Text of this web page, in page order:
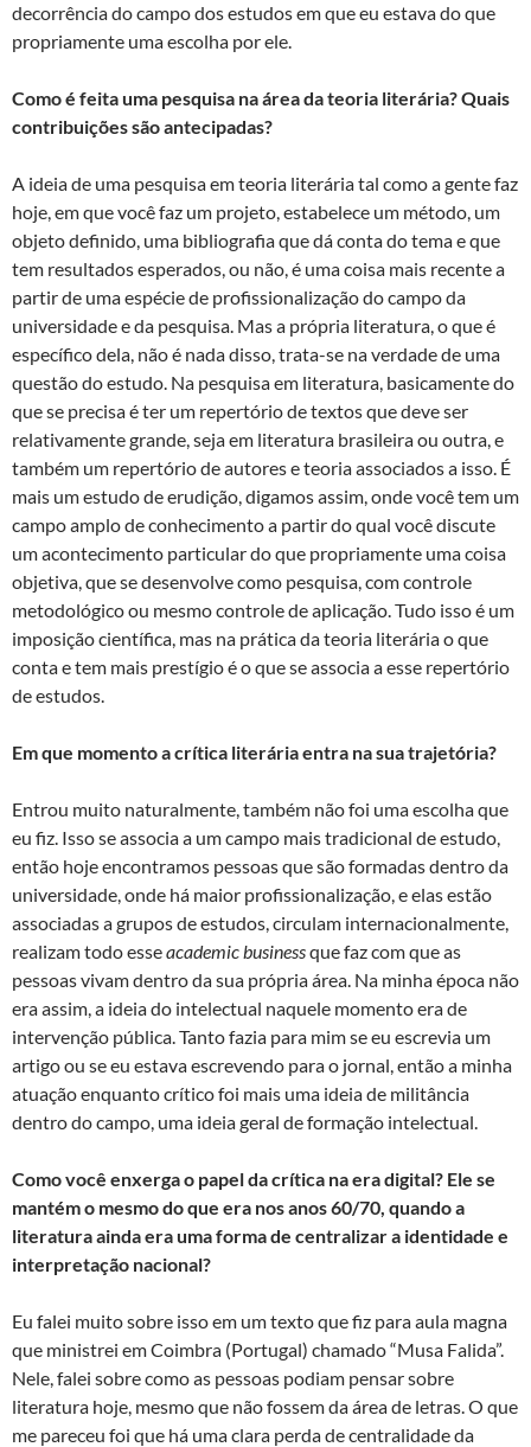
decorrência do campo dos estudos em que eu estava do que
propriamente uma escolha por ele.
Como é feita uma pesquisa na área da teoria literária? Quais
contribuições são antecipadas?
A ideia de uma pesquisa em teoria literária tal como a gente faz
hoje, em que você faz um projeto, estabelece um método, um
objeto definido, uma bibliografia que dá conta do tema e que
tem resultados esperados, ou não, é uma coisa mais recente a
partir de uma espécie de profissionalização do campo da
universidade e da pesquisa. Mas a própria literatura, o que é
específico dela, não é nada disso, trata-se na verdade de uma
questão do estudo. Na pesquisa em literatura, basicamente do
que se precisa é ter um repertório de textos que deve ser
relativamente grande, seja em literatura brasileira ou outra, e
também um repertório de autores e teoria associados a isso. É
mais um estudo de erudição, digamos assim, onde você tem um
campo amplo de conhecimento a partir do qual você discute
um acontecimento particular do que propriamente uma coisa
objetiva, que se desenvolve como pesquisa, com controle
metodológico ou mesmo controle de aplicação. Tudo isso é um
imposição científica, mas na prática da teoria literária o que
conta e tem mais prestígio é o que se associa a esse repertório
de estudos.
Em que momento a crítica literária entra na sua trajetória?
Entrou muito naturalmente, também não foi uma escolha que
eu fiz. Isso se associa a um campo mais tradicional de estudo,
então hoje encontramos pessoas que são formadas dentro da
universidade, onde há maior profissionalização, e elas estão
associadas a grupos de estudos, circulam internacionalmente,
realizam todo esseacademic businessque faz com que as
pessoas vivam dentro da sua própria área. Na minha época não
era assim, a ideia do intelectual naquele momento era de
intervenção pública. Tanto fazia para mim se eu escrevia um
artigo ou se eu estava escrevendo para o jornal, então a minha
atuação enquanto crítico foi mais uma ideia de militância
dentro do campo, uma ideia geral de formação intelectual.
Como você enxerga o papel da crítica na era digital? Ele se
mantém o mesmo do que era nos anos 60/70, quando a
literatura ainda era uma forma de centralizar a identidade e
interpretação nacional?
Eu falei muito sobre isso em um texto que fiz para aula magna
que ministrei em Coimbra (Portugal) chamado “Musa Falida”.
Nele, falei sobre como as pessoas podiam pensar sobre
literatura hoje, mesmo que não fossem da área de letras. O que
me pareceu foi que há uma clara perda de centralidade da